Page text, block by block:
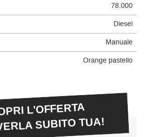
78.000
Diesel
Manuale
Orange pastello
L'OFFERTA
SUBITO TUA!